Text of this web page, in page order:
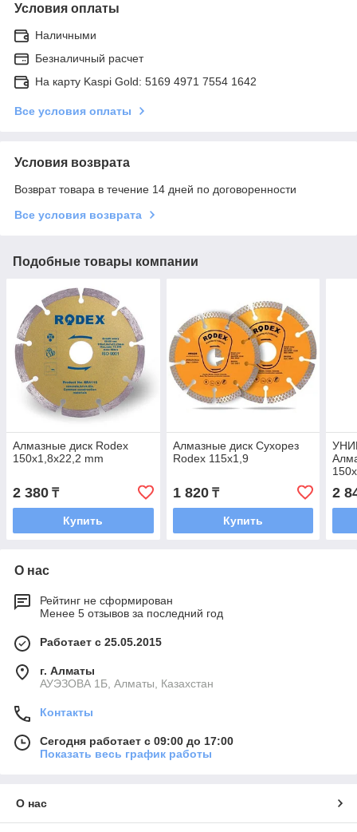
Условия оплаты
Наличными
Безналичный расчет
На карту Kaspi Gold: 5169 4971 7554 1642
Все условия оплаты
Условия возврата
Возврат товара в течение 14 дней по договоренности
Все условия возврата
Подобные товары компании
Алмазные диск Rodex
150x1,8x22,2 mm
2 380 ₸
Купить
Алмазные диск Сухорез
Rodex 115x1,9
1 820₸
Купить
2
О нас
Рейтинг не сформирован
Менее 5 отзывов за последний год
Работает с 25.05.2015
г. Алматы
АУЭЗОВА 1Б, Алматы, Казахстан
Контакты
Сегодня работает с 09:00 до 17:00
Показать весь график работы
О нас